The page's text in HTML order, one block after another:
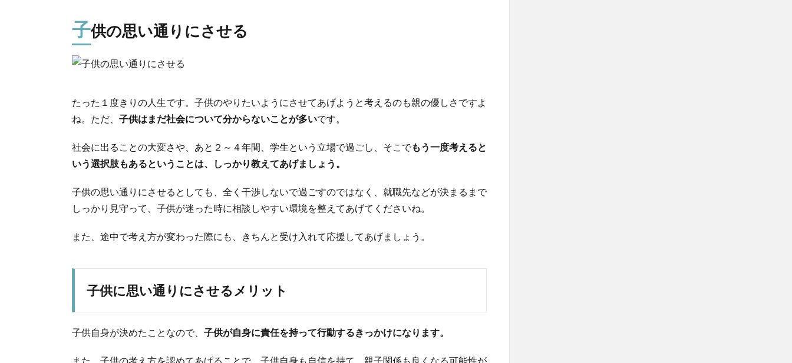
子供の思い通りにさせる
たった１度きりの人生です。子供のやりたいようにさせてあげようと考えるのも親の優しさですよ
ね。ただ、 子供はまだ社会について分からないことが多いです。
社会に出ることの大変さや、あと２～４年間、学生という立場で過ごし、そこでもう一度考えると
いう選択肢もあるということは、しっかり教えてあげましょう。
子供の思い通りにさせるとしても、全く干渉しないで過ごすのではなく、就職先などが決まるまで
しっかり見守って、子供が迷った時に相談しやすい環境を整えてあげてくださいね。
また、途中で考え方が変わった際にも、きちんと受け入れて応援してあげましょう。
子供に思い通りにさせるメリット
子供自身が決めたことなので、 子供が自身に責任を持って行動するきっかけになります。
また、子供の考え方を認めてあげることで、子供自身も自信を持て、親子関係も良くなる可能性が